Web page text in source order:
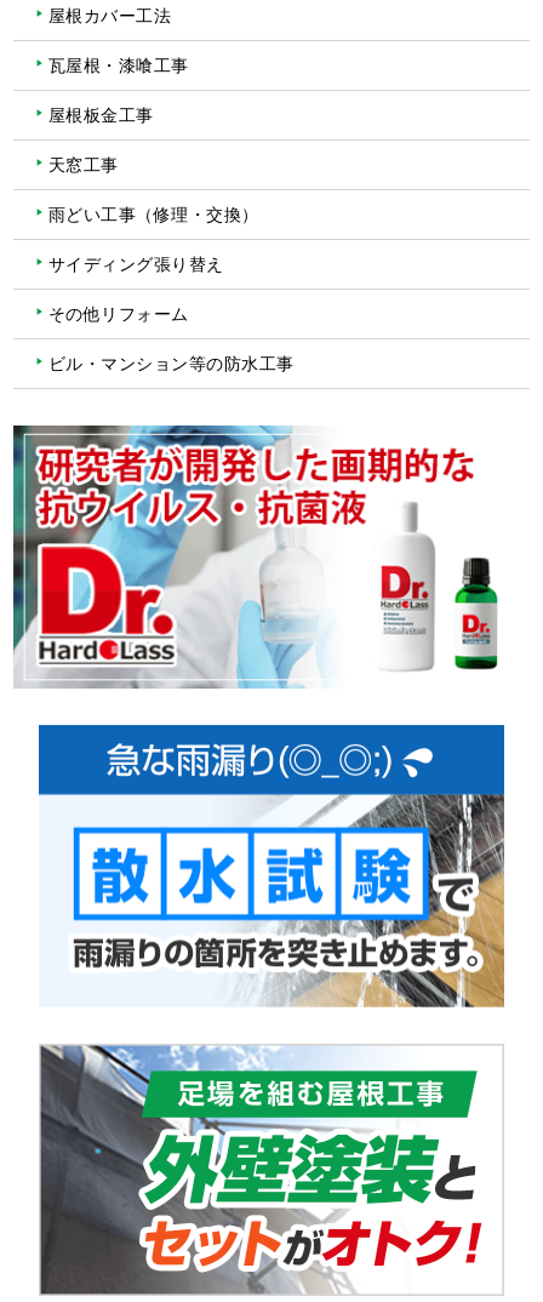
屋根カバー工法
瓦屋根・漆喰工事
屋根板金工事
天窓工事
雨どい工事（修理・交換）
サイディング張り替え
その他リフォーム
ビル・マンション等の防水工事